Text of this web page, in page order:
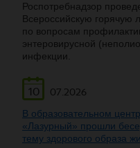
Роспотребнадзор
Всероссийскую горячую
по вопросам
энтеровирусной
инфекции.
10
07.2026
В образовательном
«Лазурный» прошли
тему здорового образа